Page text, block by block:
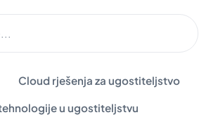
Cloud rješenja za ugostiteljstvo
u ugostiteljstvu